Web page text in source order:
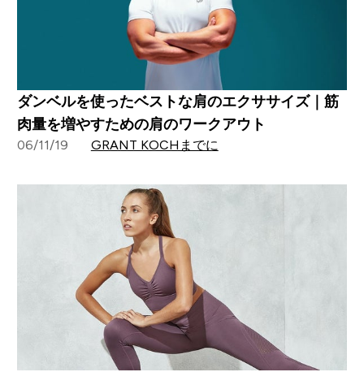
ダンベルを使ったベストな肩のエクササイズ｜筋
肉量を増やすための肩のワークアウト
06/11/19 GRANT KOCHまでに